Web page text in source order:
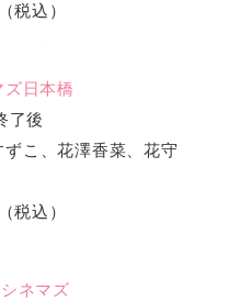
税込）
日本橋
了後
ずこ、花澤香菜、花守
税込）
ネマズ